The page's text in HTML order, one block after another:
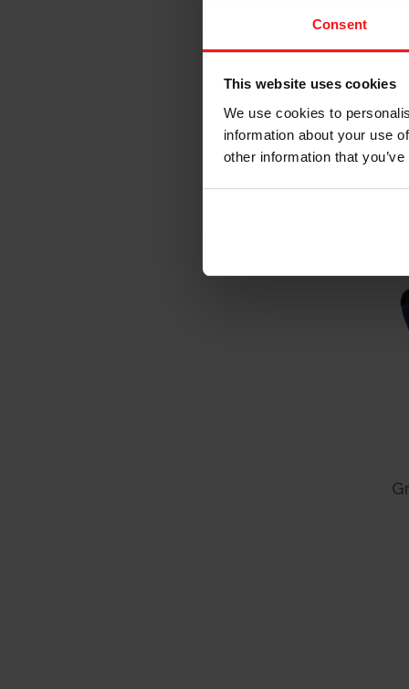
Consent
This website uses cookies
We use cookies to
information about your use
other information that